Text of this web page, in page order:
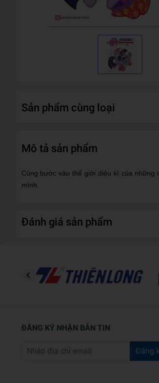
Sản phẩm cùng loại
Mô tả sản phẩm
Cùng bước vào thế giới diệu kì của
mình.
Đánh giá sản phẩm
ĐĂNG KÝ NHẬN BẢN TIN
Đăng